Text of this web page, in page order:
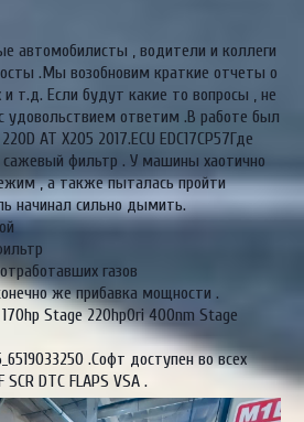
автомобилисты , водители и коллеги
.Мы возобновим краткие отчеты о
т.д. Если будут какие то вопросы , не
удовольствием ответим .В работе был
AT X205 2017.ECU EDC17CP57Где
фильтр . У машины хаотично
, а также пыталась пройти
начинал сильно дымить.
газов
же прибавка мощности .
Stage 220hpOri 400nm Stage
.Софт доступен во всех
DTC FLAPS VSA .